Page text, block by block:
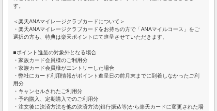
す。
＜楽天ANAマイレージクラブカードについて＞
・楽天ANAマイレージクラブカードをお持ちの方で「ANAマイルコース」をご
選択の方も、特典は楽天ポイントにて進呈させていただきます。
■ポイント進呈の対象外となる場合
・家族カード会員様のご利用分
・家族カード会員様がエントリーした場合
・弊社にカード利用情報がポイント進呈日の前月末までに到着しなかったご利
用分
・キャンセルされたご利用分
・予約購入、定期購入でのご利用分
・注文後に決済方法を他の決済方法(銀行振込等)から楽天カードに変更された場